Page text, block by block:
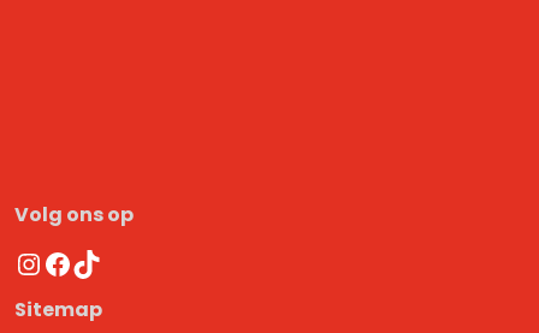
Volg ons op
Instagram
Facebook
TikTok
Sitemap